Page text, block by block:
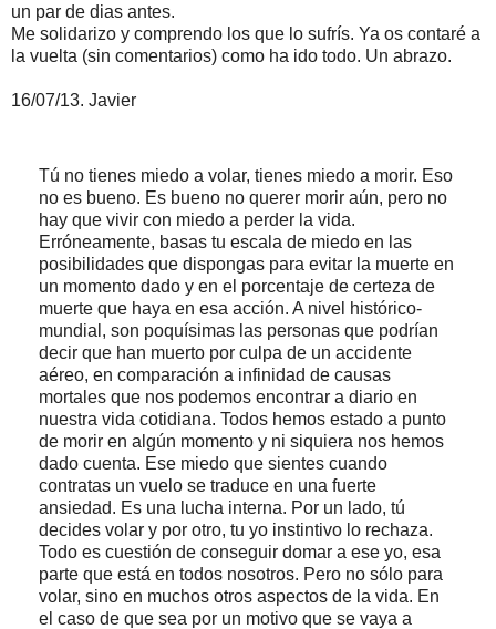
un par de dias antes.
Me solidarizo y comprendo los que lo sufrís. Ya os contaré a
la vuelta (sin comentarios) como ha ido todo. Un abrazo.
16/07/13. Javier
Tú no tienes miedo a volar, tienes miedo a morir. Eso
no es bueno. Es bueno no querer morir aún, pero no
hay que vivir con miedo a perder la vida.
Erróneamente, basas tu escala de miedo en las
posibilidades que dispongas para evitar la muerte en
un momento dado y en el porcentaje de certeza de
muerte que haya en esa acción. A nivel histórico-
mundial, son poquísimas las personas que podrían
decir que han muerto por culpa de un accidente
aéreo, en comparación a infinidad de causas
mortales que nos podemos encontrar a diario en
nuestra vida cotidiana. Todos hemos estado a punto
de morir en algún momento y ni siquiera nos hemos
dado cuenta. Ese miedo que sientes cuando
contratas un vuelo se traduce en una fuerte
ansiedad. Es una lucha interna. Por un lado, tú
decides volar y por otro, tu yo instintivo lo rechaza.
Todo es cuestión de conseguir domar a ese yo, esa
parte que está en todos nosotros. Pero no sólo para
volar, sino en muchos otros aspectos de la vida. En
el caso de que sea por un motivo que se vaya a